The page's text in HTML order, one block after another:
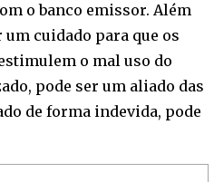
o banco emissor. Além
cuidado para que os
o mal uso do
pode ser um aliado das
de forma indevida, pode